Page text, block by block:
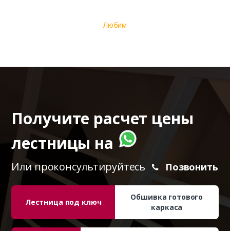
Любим
Получите расчет цены
лестницы на
Или проконсультируйтесь Позвонить
Лестница под ключ
Обшивка готового
каркаса